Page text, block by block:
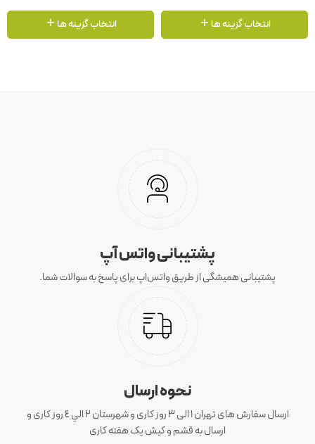
انتخاب گزینه ها انتخاب گزینه ها
پشتیبانی واتس آپ
پشتیبانی همیشگی از طریق واتس‌اپ برای پاسخ به سوالات شما.
نحوه ارسال
ارسال سفارش های تهران 1 الی 3 روز کاری و شهرستان ٢ الي ٤ روز کاری و
ارسال به قشم و کیش یک هفته کاری